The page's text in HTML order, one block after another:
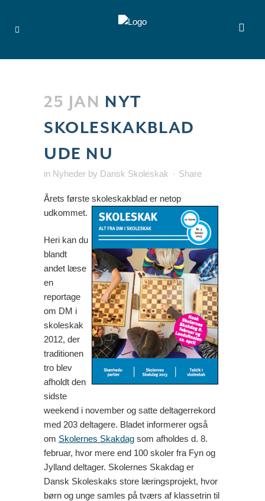
25 JAN NYT
SKOLESKAKBLAD
UDE NU
in Nyheder by Dansk Skoleskak Share
Årets første skoleskakblad er netop
udkommet.
Heri kan du
blandt
andet læse
en
reportage
om DM i
skoleskak
2012, der
traditionen
tro blev
afholdt den
sidste
weekend i november og satte deltagerrekord
med 203 deltagere. Bladet informerer også
om Skolernes Skakdag som afholdes d. 8.
februar, hvor mere end 100 skoler fra Fyn og
Jylland deltager. Skolernes Skakdag er
Dansk Skoleskaks store læringsprojekt, hvor
børn og unge samles på tværs af klassetrin til